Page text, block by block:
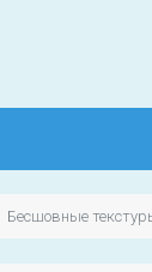
Бесшовные